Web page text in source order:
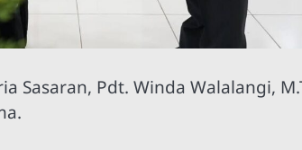
Sasaran, Pdt. Winda Walalangi,